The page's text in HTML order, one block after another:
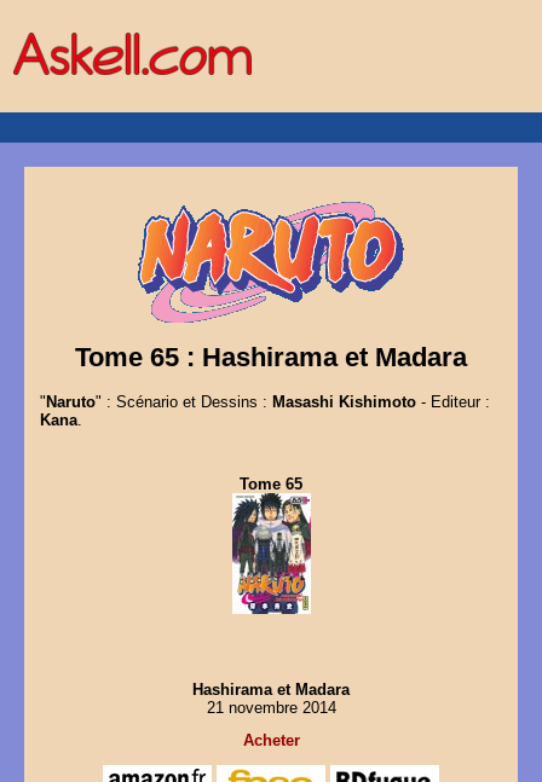
Tome 65 : Hashirama et Madara
" Naruto" : Scénario et Dessins : Masashi Kishimoto- Editeur :
Kana.
Tome 65
Hashirama et Madara
21 novembre 2014
Acheter